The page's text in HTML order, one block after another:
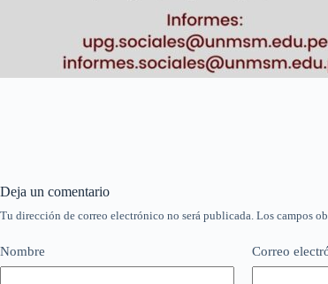
Deja un comentario
Tu dirección de correo electrónico no será publicada. Los campos
Nombre Correo